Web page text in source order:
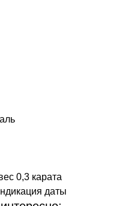
0,3 карата
даты